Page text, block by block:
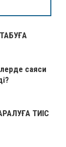
саяси
ТИІС